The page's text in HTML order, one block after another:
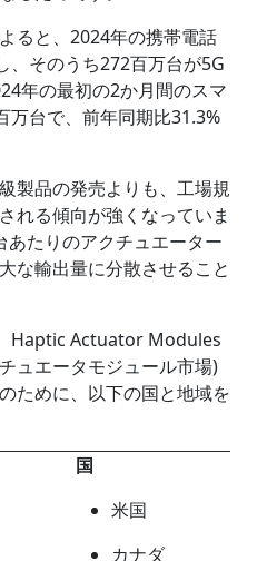
ると、2024年の携帯電話
、そのうち272百万台が5G
年の最初の2か月間のスマ
万台で、前年同期比31.3%
製品の発売よりも、工場規
れる傾向が強くなっていま
たりのアクチュエーター
な輸出量に分散させること
Haptic Actuator Modules
ュエータモジュール市場)
ために、以下の国と地域を
国
米国
カナダ